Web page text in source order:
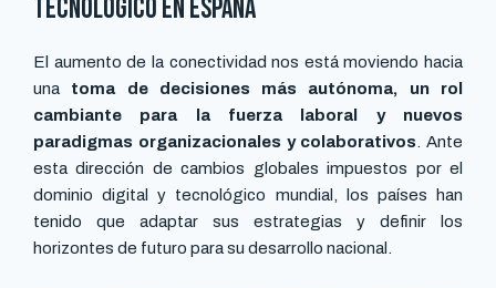
tecnológico en España
El aumento de la conectividad nos está moviendo hacia
una toma de decisiones más autónoma, un rol
cambiante para la fuerza laboral y nuevos
paradigmas organizacionales y colaborativos . Ante
esta dirección de cambios globales impuestos por el
dominio digital y tecnológico mundial, los países han
tenido que adaptar sus estrategias y definir los
horizontes de futuro para su desarrollo nacional.